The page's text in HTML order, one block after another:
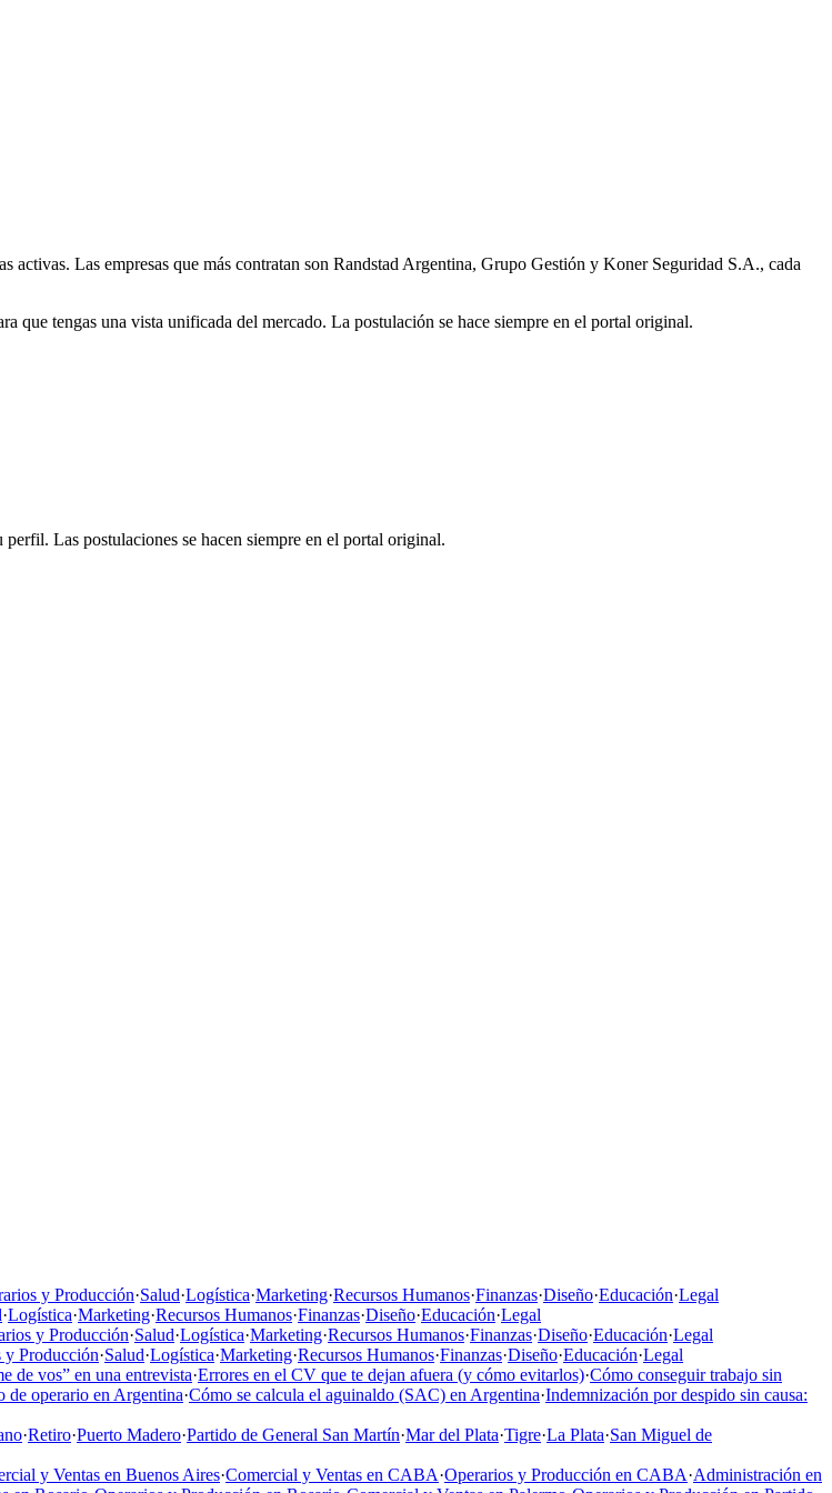
Las empresas que más contratan son Randstad Argentina, Grupo Gestión y Koner Seguridad S.A., cada
tengas una vista unificada del mercado. La postulación se hace siempre en el portal original.
Las postulaciones se hacen siempre en el portal original.
y Producción·Salud·Logística·Marketing·Recursos Humanos·Finanzas·Diseño·Educación·Legal
·Logística·Marketing·Recursos Humanos·Finanzas·Diseño·Educación·Legal
y Producción·Salud·Logística·Marketing·Recursos Humanos·Finanzas·Diseño·Educación·Legal
y Producción·Salud·Logística·Marketing·Recursos Humanos·Finanzas·Diseño·Educación·Legal
de vos” en una entrevista·Errores en el CV que te dejan afuera (y cómo evitarlos)·Cómo conseguir trabajo sin
de operario en Argentina·Cómo se calcula el aguinaldo (SAC) en Argentina·Indemnización por despido sin causa:
·Retiro·Puerto Madero·Partido de General San Martín·Mar del Plata·Tigre·La Plata·San Miguel de
y Ventas en Buenos Aires·Comercial y Ventas en CABA·Operarios y Producción en CABA·Administración en